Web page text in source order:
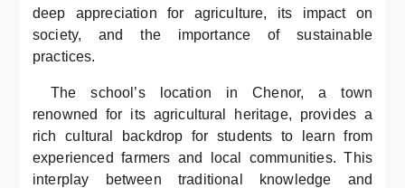
deep appreciation for agriculture, its impact on
society, and the importance of sustainable
practices.
The school’s location in Chenor, a town
renowned for its agricultural heritage, provides a
rich cultural backdrop for students to learn from
experienced farmers and local communities. This
interplay between traditional knowledge and